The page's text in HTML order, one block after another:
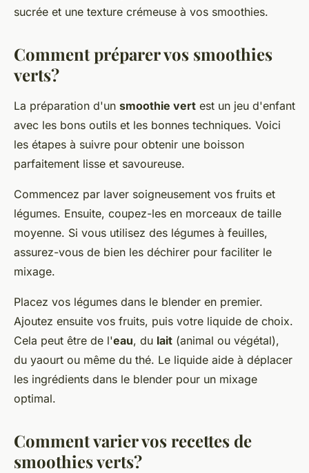
sucrée et une texture crémeuse à vos smoothies.
Comment préparer vos smoothies
verts?
La préparation d'un smoothie vert est un jeu d'enfant
avec les bons outils et les bonnes techniques. Voici
les étapes à suivre pour obtenir une boisson
parfaitement lisse et savoureuse.
Commencez par laver soigneusement vos fruits et
légumes. Ensuite, coupez-les en morceaux de taille
moyenne. Si vous utilisez des légumes à feuilles,
assurez-vous de bien les déchirer pour faciliter le
mixage.
Placez vos légumes dans le blender en premier.
Ajoutez ensuite vos fruits, puis votre liquide de choix.
Cela peut être de l'eau, du lait (animal ou végétal),
du yaourt ou même du thé. Le liquide aide à déplacer
les ingrédients dans le blender pour un mixage
optimal.
Comment varier vos recettes de
smoothies verts?